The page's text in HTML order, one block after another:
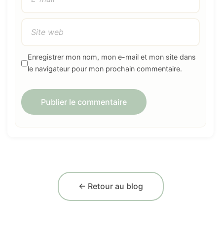
Enregistrer mon nom, mon e-mail et mon site dans
le navigateur pour mon prochain commentaire.
← Retour au blog